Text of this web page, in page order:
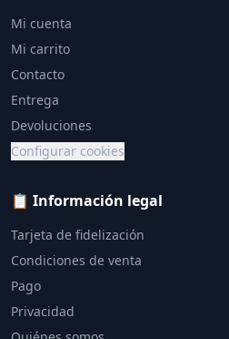
Mi cuenta
Mi carrito
Contacto
Entrega
Devoluciones
Configurar cookies
📋 Información legal
Tarjeta de fidelización
Condiciones de venta
Pago
Privacidad